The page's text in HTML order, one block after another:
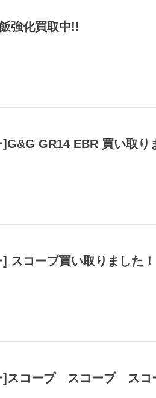
飯強化買取中!!
ー]G&G GR14 EBR 買い取り
ー] スコープ買い取りました！
ー]スコープ スコープ スコ